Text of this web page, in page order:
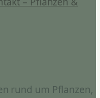
rund um Pflanzen,